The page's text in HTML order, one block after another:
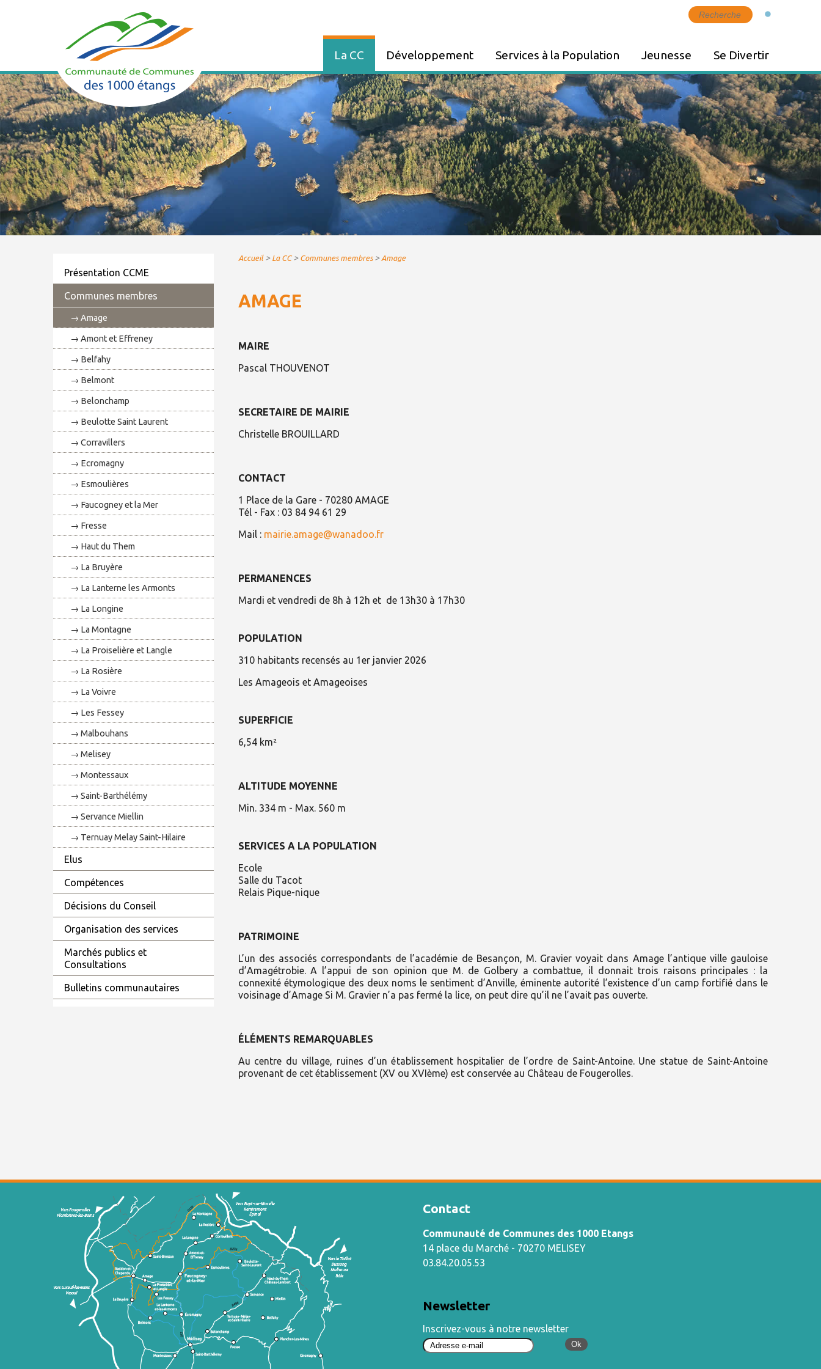
La CC
Présentation CCME
Communes membres
Elus
Compétences
Décisions du Conseil
Organisation des services
Marchés publics et
Consultations
communautaires
Développement
ZA FAUCOGNEY
Entreprendre
PLUi
Urbanisme
Le Haut-Débit
GEMAPI
Partenariat - Subvention
Services à la Population
Panneau Pocket
Tri et déchets
Assainissement
France Services
Maison de Santé à Melisey
Présence Verte
Eau potable
Paiement de vos Factures
Jeunesse
Petite Enfance
Périscolaire
Mission Locale
Éducation
Se Divertir
Culture
Equipements de loisirs
Tourisme
Zoom - Patrimoine
naturel
Agenda
Présentation CCME
Communes membres
Amage
Amont et Effreney
Belfahy
Belmont
Belonchamp
Beulotte Saint Laurent
Corravillers
Ecromagny
Esmoulières
Faucogney et la Mer
Fresse
Haut du Them
La Bruyère
La Lanterne les Armonts
La Longine
La Montagne
La Proiselière et Langle
La Rosière
La Voivre
Les Fessey
Malbouhans
Melisey
Montessaux
Saint-Barthélémy
Servance Miellin
Ternuay Melay Saint-Hilaire
Elus
Compétences
Décisions du Conseil
Organisation des services
Marchés publics et
Consultations
Bulletins communautaires
Accueil> La CC> Communes membres> Amage
AMAGE
MAIRE
Pascal THOUVENOT
SECRETAIRE DE MAIRIE
Christelle BROUILLARD
CONTACT
1 Place de la Gare - 70280 AMAGE
Tél - Fax : 03 84 94 61 29
Mail : mairie.amage@wanadoo.fr
PERMANENCES
Mardi et vendredi de 8h à 12h et de 13h30 à 17h30
POPULATION
310 habitants recensés au 1er janvier 2026
Les Amageois et Amageoises
SUPERFICIE
6,54 km²
ALTITUDE MOYENNE
Min. 334 m - Max. 560 m
SERVICES A LA POPULATION
Ecole
Salle du Tacot
Relais Pique-nique
PATRIMOINE
L’un des associés correspondants de l’académie de Besançon, M. Gravier voyait dans Amage l’antique ville gauloise
d’Amagétrobie. A l’appui de son opinion que M. de Golbery a combattue, il donnait trois raisons principales : la
connexité étymologique des deux noms le sentiment d’Anville, éminente autorité l’existence d’un camp fortifié dans le
voisinage d’Amage Si M. Gravier n’a pas fermé la lice, on peut dire qu’il ne l’avait pas ouverte.
ÉLÉMENTS REMARQUABLES
Au centre du village, ruines d’un établissement hospitalier de l’ordre de Saint-Antoine. Une statue de Saint-Antoine
provenant de cet établissement (XV ou XVIème) est conservée au Château de Fougerolles.
Contact
Communauté de Communes des 1000 Etangs
14 place du Marché - 70270 MELISEY
03.84.20.05.53
Newsletter
Inscrivez-vous à notre newsletter